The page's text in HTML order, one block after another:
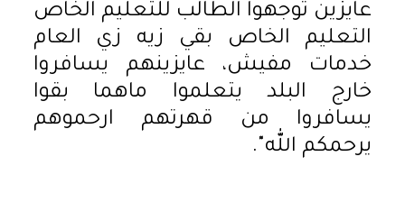
عايزين توجهوا الطالب للتعليم الخاص
التعليم الخاص بقي زيه زي العام
خدمات مفيش، عايزينهم يسافروا
خارج البلد يتعلموا ماهما بقوا
يسافروا من قهرتهم ارحموهم
يرحمكم الله".